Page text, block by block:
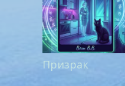
Призрак